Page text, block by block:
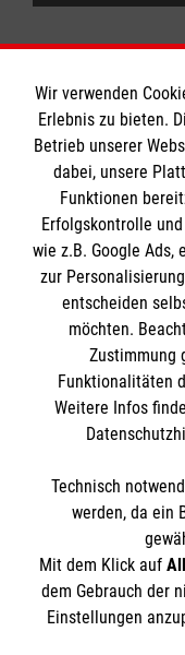
Impressum
Datenschutz
Barrierefreiheit
Kontakt
Die Malteser
Malteser in
Malteserorden
Sharepoint
Bank: Pax-Bank
IBAN: DE26
BIC:
So finden
Ebertstr. 2
30926 Seelze
Der Malteser
Wir verwenden
Erlebnis zu bieten.
Betrieb unserer
dabei, unsere
Funktionen
Erfolgskontrolle
wie z.B. Google Ads,
zur
entscheiden
möchten.
Zustimmung
Funktionalitäten
Weitere Infos
Technisch
werden, da ein
Mit dem Klick auf
dem Gebrauch der
Einstellungen